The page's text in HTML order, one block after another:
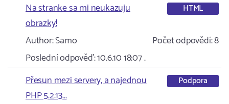
Na stranke sa mi neukazuju
obrazky!
HTML
Author:Samo Počet odpovědí:8
Poslední odpověď:10.6.10 18:07.
Přesun mezi servery, a najednou
PHP 5.2.13...
Podpora